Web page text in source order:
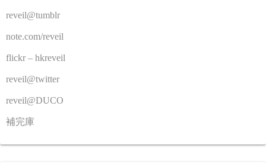
reveil@tumblr
note.com/reveil
flickr – hkreveil
reveil@twitter
reveil@DUCO
補完庫